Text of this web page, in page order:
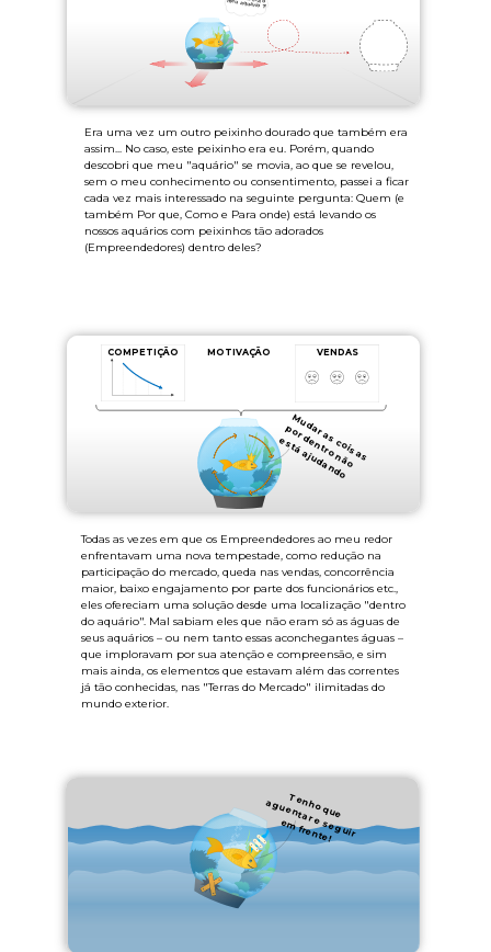
Era uma vez um outro peixinho dourado que também era
assim... No caso, este peixinho era eu. Porém, quando
descobri que meu "aquário" se movia, ao que se revelou,
sem o meu conhecimento ou consentimento, passei a ficar
cada vez mais interessado na seguinte pergunta: Quem (e
também Por que, Como e Para onde) está levando os
nossos aquários com peixinhos tão adorados
(Empreendedores) dentro deles?
Todas as vezes em que os Empreendedores ao meu redor
enfrentavam uma nova tempestade, como redução na
participação do mercado, queda nas vendas, concorrência
maior, baixo engajamento por parte dos funcionários etc.,
eles ofereciam uma solução desde uma localização "dentro
do aquário". Mal sabiam eles que não eram só as águas de
seus aquários – ou nem tanto essas aconchegantes águas –
que imploravam por sua atenção e compreensão, e sim
mais ainda, os elementos que estavam além das correntes
já tão conhecidas, nas "Terras do Mercado" ilimitadas do
mundo exterior.
VENDAS
COMPETIÇÃO MOTIVAÇÃO
M
u
d
a
r a
s
c
o
is
a
s
p
o
r d
e
n
tro
n
ã
o
e
s
tá
a
ju
d
a
n
d
o
T
e
n
h
o
q
u
e
a
g
u
e
n
ta
r e
s
e
g
u
ir
e
m
fre
n
te
!